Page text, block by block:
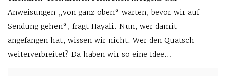
Anweisungen „von ganz oben“ warten, bevor wir auf
Sendung gehen“, fragt Hayali. Nun, wer damit
angefangen hat, wissen wir nicht. Wer den Quatsch
weiterverbreitet? Da haben wir so eine Idee…